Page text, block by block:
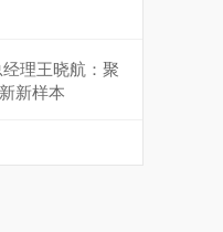
理王晓航：聚
新样本